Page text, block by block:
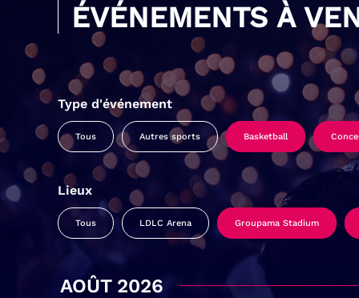
ÉVÉNEMENTS À
Type d'événement
Tous Autres sports Basketball
Lieux
Tous LDLC Arena Groupama Stadium
AOÛT 2026